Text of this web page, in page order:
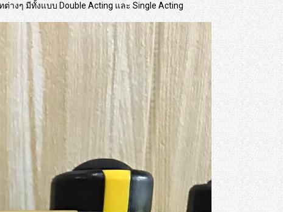
งๆ มีทั้งแบบ Double Acting และ Single Acting